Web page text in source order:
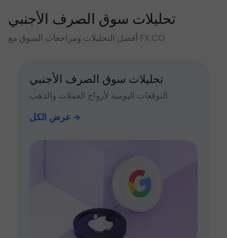
تحليلات سوق الصرف الأجنبي
أفضل التحليلات ومراجعات السوق مع FX.CO
تحليلات سوق الصرف الأجنبي
التوقعات اليومية لأزواج العملات والذهب
عرض الكل